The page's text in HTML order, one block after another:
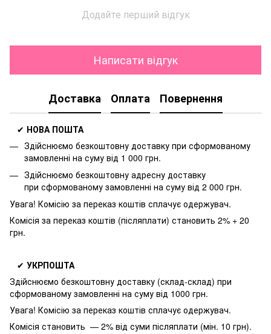
Додайте перший відгук
Написати відгук
Доставка Оплата Повернення
✔ НОВА ПОШТА
Здійснюємо безкоштовну доставку при сформованому
замовленні на суму від 1 000 грн.
Здійснюємо безкоштовну адресну доставку
при сформованому замовленні на суму від 2 000 грн.
Увага! Комісію за переказ коштів сплачує одержувач.
Комісія за переказ коштів (післяплати) становить 2% + 20
грн.
✔ УКРПОШТА
Здійснюємо безкоштовну доставку (склад-склад) при
сформованому замовленні на суму від 1000 грн.
Увага! Комісію за переказ коштів сплачує одержувач.
Комісія становить — 2% від суми післяплати (мін. 10 грн).